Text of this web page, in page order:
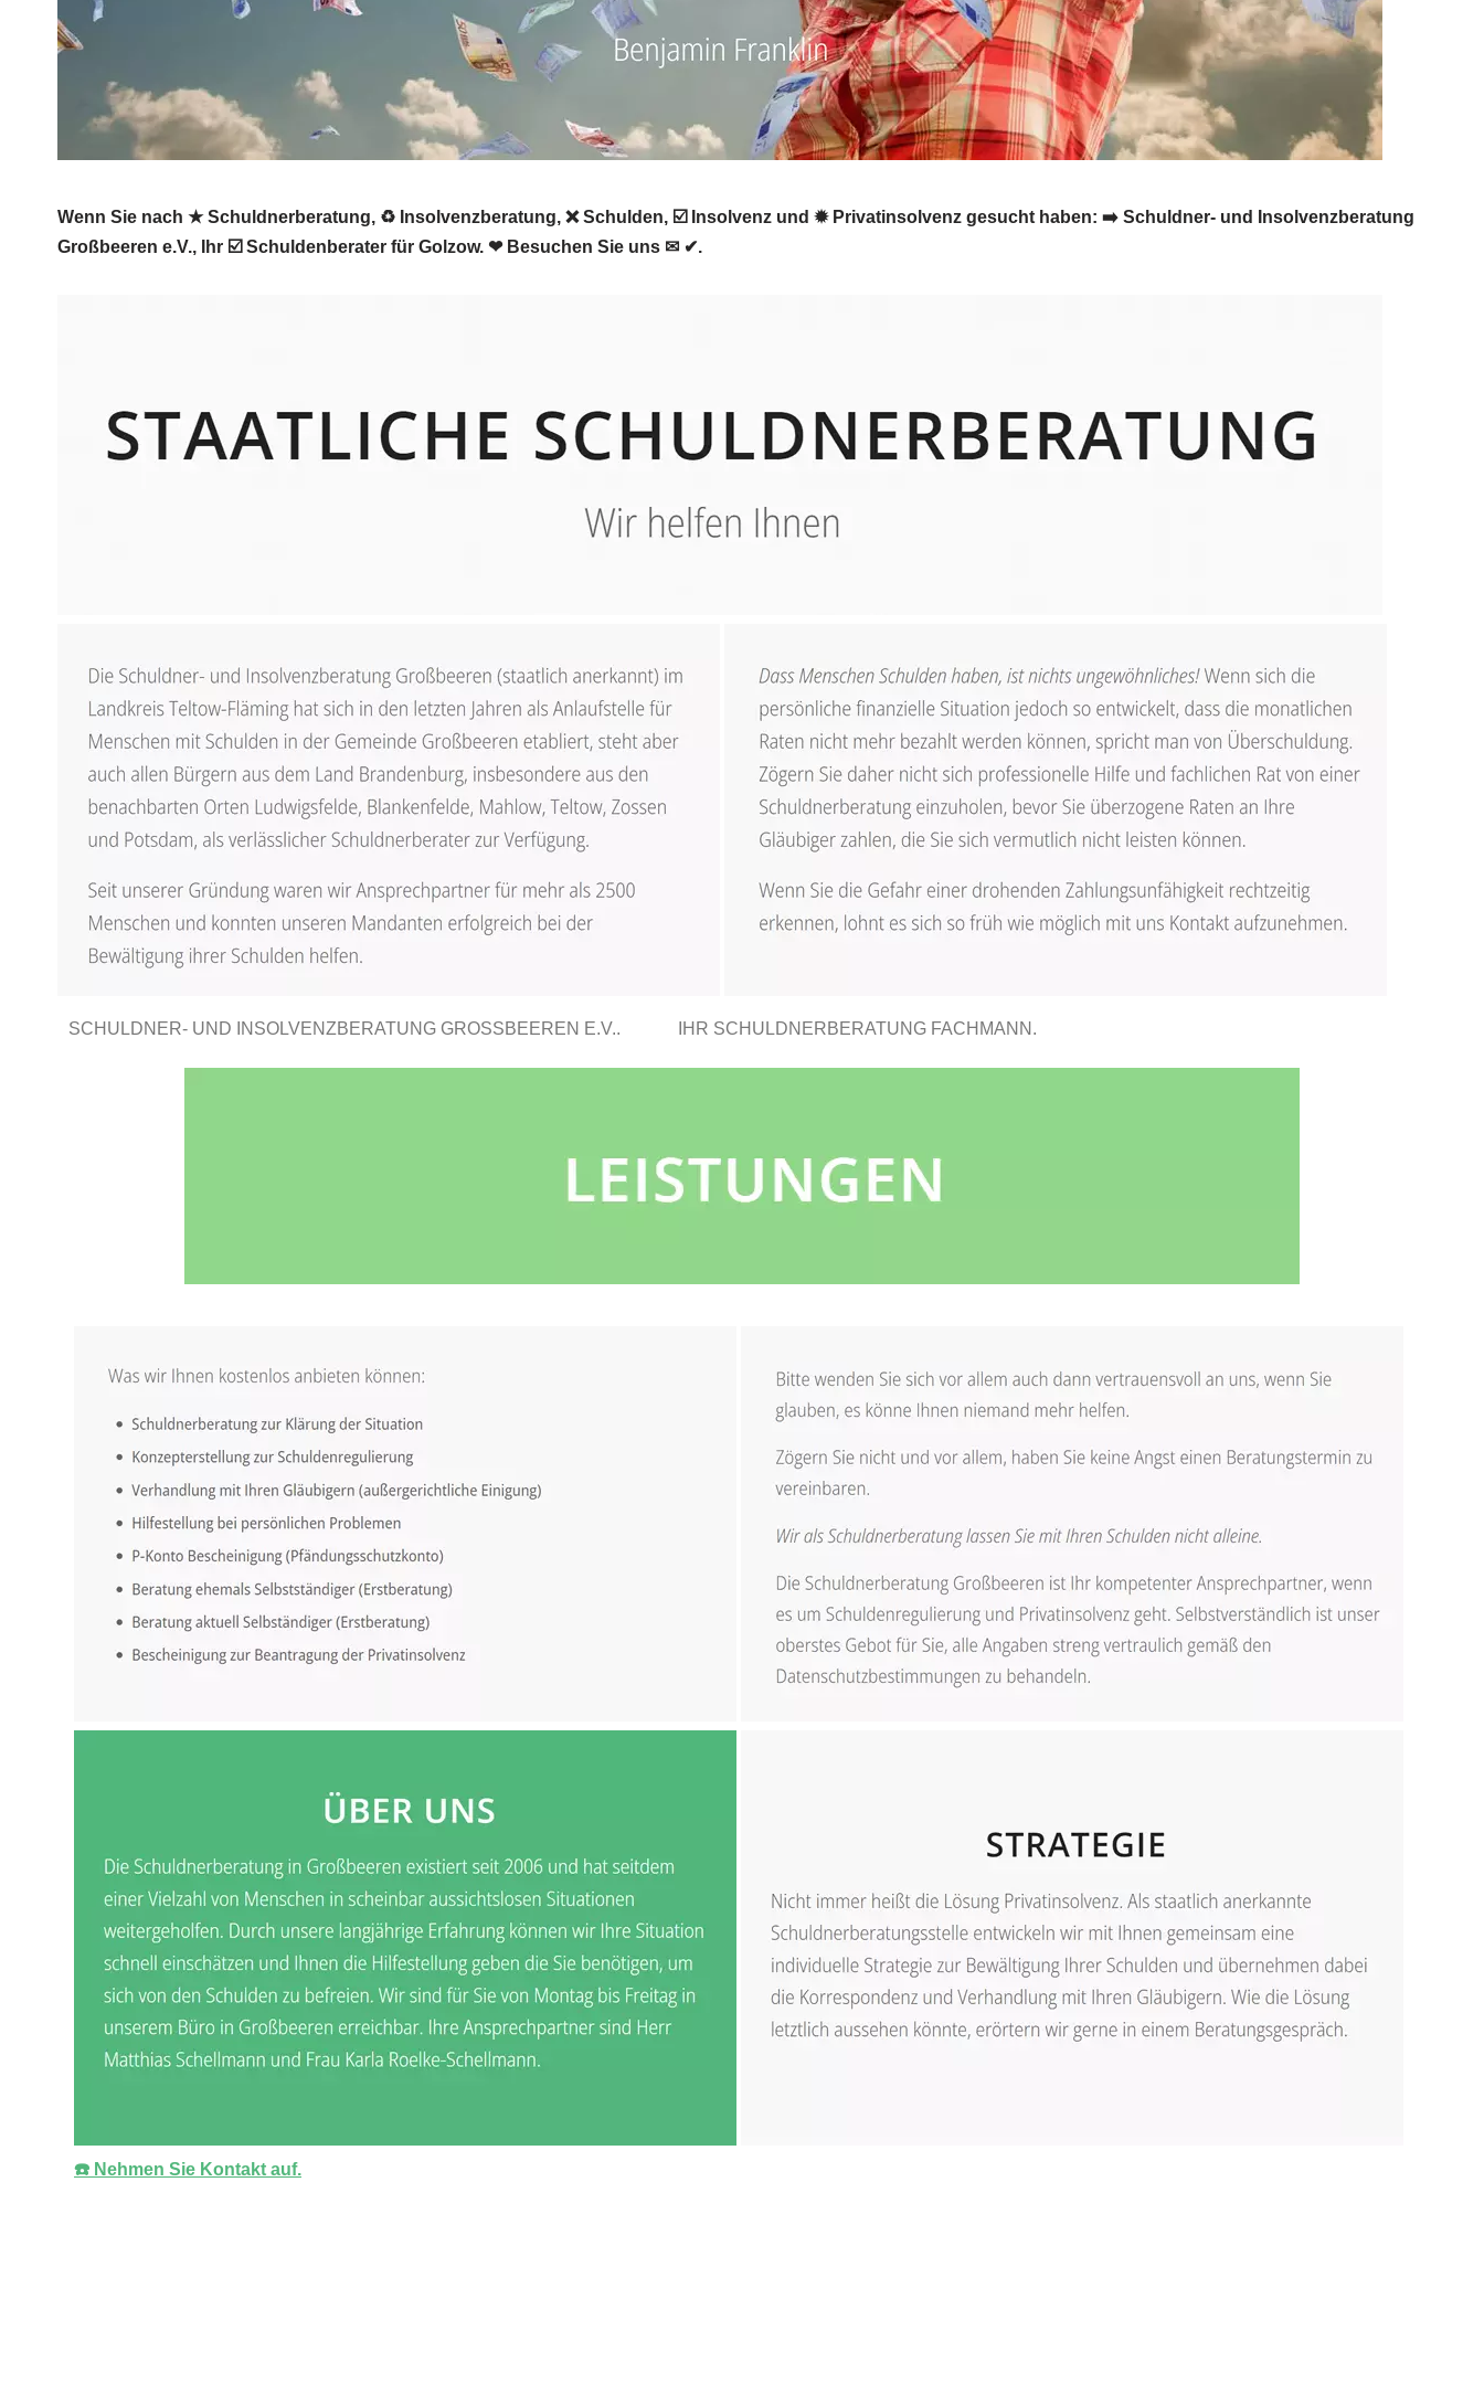
Wenn Sie nach ★ Schuldnerberatung, ♻ Insolvenzberatung, ❌ Schulden, ☑️ Insolvenz und ✹ Privatinsolvenz gesucht haben: ➡️ Schuldner- und Insolvenzberatung
Großbeeren e.V., Ihr ☑️ Schuldenberater für Golzow. ❤ Besuchen Sie uns ✉ ✔.
SCHULDNER- UND INSOLVENZBERATUNG GROSSBEEREN E.V.. IHR SCHULDNERBERATUNG FACHMANN.
☎️ Nehmen Sie Kontakt auf.